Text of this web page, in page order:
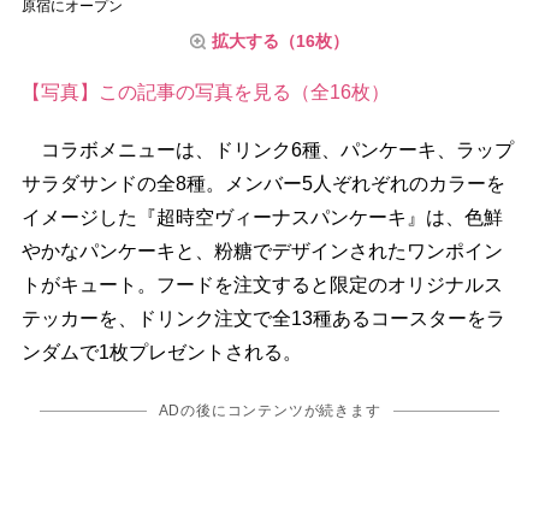
原宿にオープン
拡大する（16枚）
【写真】この記事の写真を見る（全16枚）
コラボメニューは、ドリンク6種、パンケーキ、ラップ
サラダサンドの全8種。メンバー5人ぞれぞれのカラーを
イメージした『超時空ヴィーナスパンケーキ』は、色鮮
かなパンケーキと、粉糖でデザインされたワンポイン
トがキュート。フードを注文すると限定のオリジナルス
テッカーを、ドリンク注文で全13種あるコースターをラ
ンダムで1枚プレゼントされる。
ADの後にコンテンツが続きます